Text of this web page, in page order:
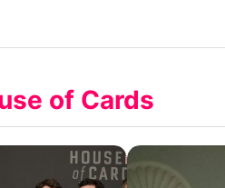
of Cards